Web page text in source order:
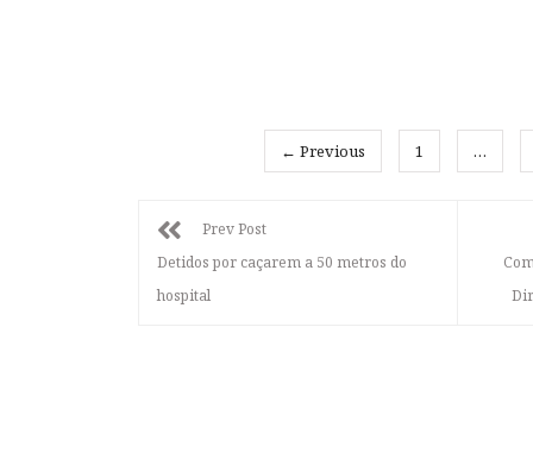
← Previous 1 …
Prev Post
Detidos por caçarem a 50 metros do
hospital